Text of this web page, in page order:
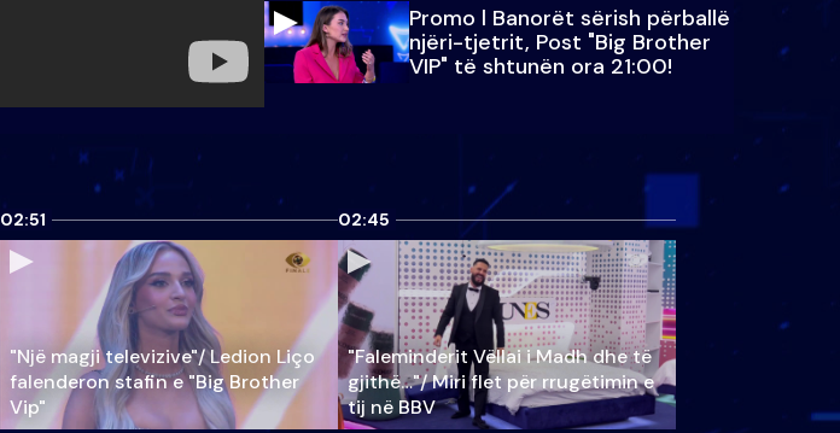
Promo l Banorët sërish përballë
njëri-tjetrit, Post "Big Brother
VIP" të shtunën ora 21:00!
02:51
"Një magji televizive"/ Ledion Liço
falenderon stafin e "Big Brother
Vip"
02:45
"Faleminderit Vëllai i Madh dhe të
gjithë…"/ Miri flet për rrugëtimin e
tij në BBV